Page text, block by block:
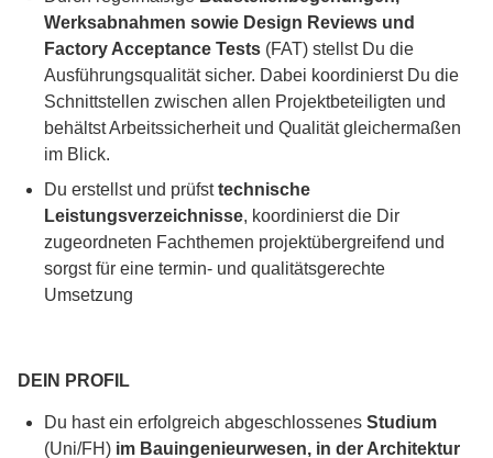
Werksabnahmen sowie Design Reviews und
Factory Acceptance Tests (FAT) stellst Du die
Ausführungsqualität sicher. Dabei koordinierst Du die
Schnittstellen zwischen allen Projektbeteiligten und
behältst Arbeitssicherheit und Qualität gleichermaßen
im Blick.
Du erstellst und prüfsttechnische
Leistungsverzeichnisse, koordinierst die Dir
zugeordneten Fachthemen projektübergreifend und
sorgst für eine termin- und qualitätsgerechte
Umsetzung
DEIN PROFIL
Du hast ein erfolgreich abgeschlossenes Studium
(Uni/FH) im Bauingenieurwesen, in der Architektur